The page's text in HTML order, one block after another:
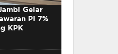
Gelar
PI 7%
KPK